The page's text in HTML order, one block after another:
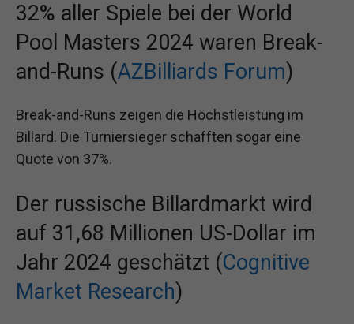
32% aller Spiele bei der World
Pool Masters 2024 waren Break-
and-Runs (AZBilliards Forum)
Break-and-Runs zeigen die Höchstleistung im
Billard. Die Turniersieger schafften sogar eine
Quote von 37%.
Der russische Billardmarkt wird
auf 31,68 Millionen US-Dollar im
Jahr 2024 geschätzt (Cognitive
Market Research)